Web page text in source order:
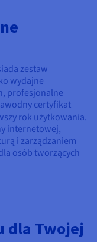
zestaw
wydajne
profesjonalne
certyfikat
rok użytkowania.
internetowej,
i zarządzaniem
osób tworzących
dla Twojej